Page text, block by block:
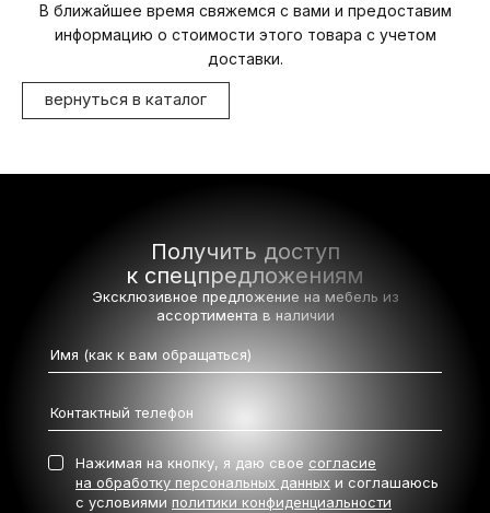
В ближайшее время свяжемся с вами и предоставим
информацию о стоимости этого товара с учетом
доставки.
вернуться в каталог
Получить доступ
к спецпредложениям
Эксклюзивное предложение на мебель из
ассортимента в наличии
Нажимая на кнопку, я даю свое согласие
на обработку персональных данных и соглашаюсь
с условиями политики конфиденциальности